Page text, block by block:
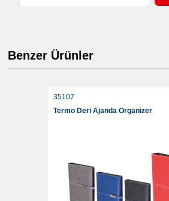
Benzer Ürünler
35107
Termo Deri Ajanda Organizer